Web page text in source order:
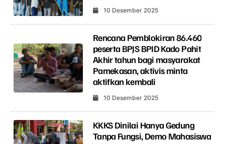
10 Desember 2025
Rencana Pemblokiran 86.460
peserta BPJS BPID Kado Pahit
Akhir tahun bagi masyarakat
Pamekasan, aktivis minta
aktifkan kembali
10 Desember 2025
KKKS Dinilai Hanya Gedung
Tanpa Fungsi, Demo Mahasiswa